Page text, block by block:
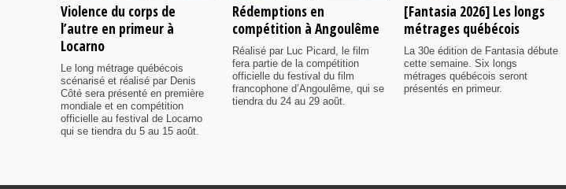
Violence du corps de
l’autre en primeur à
Locarno
Le long métrage québécois
scénarisé et réalisé par Denis
Côté sera présenté en première
mondiale et en compétition
officielle au festival de Locarno
qui se tiendra du 5 au 15 août.
Rédemptions en
compétition à Angoulême
Réalisé par Luc Picard, le film
fera partie de la compétition
officielle du festival du film
francophone d’Angoulême, qui se
tiendra du 24 au 29 août.
[Fantasia 2026] Les longs
métrages québécois
La 30e édition de Fantasia débute
cette semaine. Six longs
métrages québécois seront
présentés en primeur.